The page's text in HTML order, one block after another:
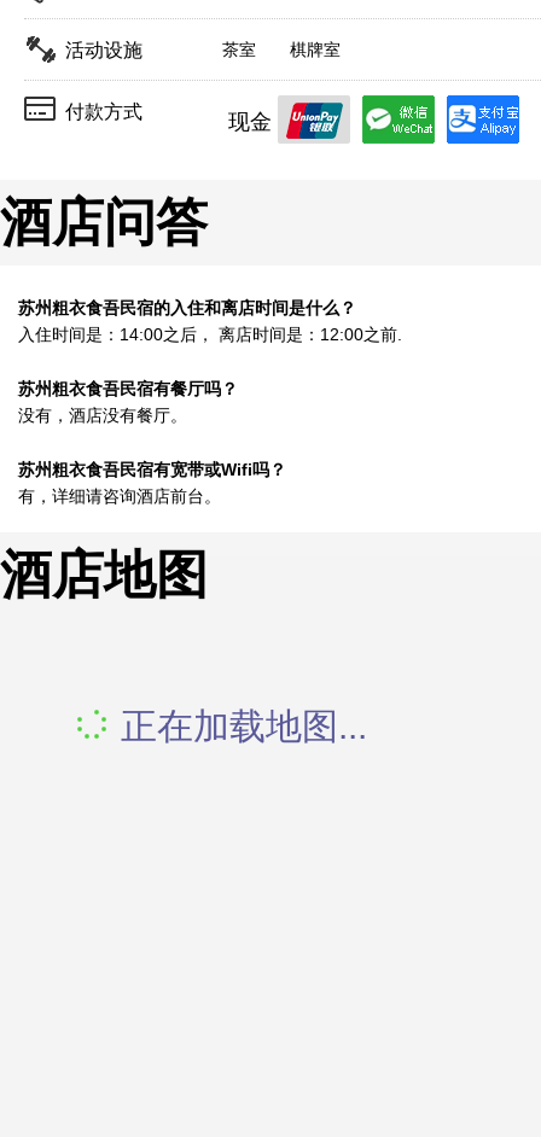
活动设施 茶室 棋牌室
付款方式 现金
酒店问答
苏州粗衣食吾民宿的入住和离店时间是什么？
入住时间是：14:00之后， 离店时间是：12:00之前.
苏州粗衣食吾民宿有餐厅吗？
没有，酒店没有餐厅。
苏州粗衣食吾民宿有宽带或Wifi吗？
有，详细请咨询酒店前台。
酒店地图
正在加载地图...